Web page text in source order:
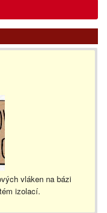
vláken na bázi
izolací.